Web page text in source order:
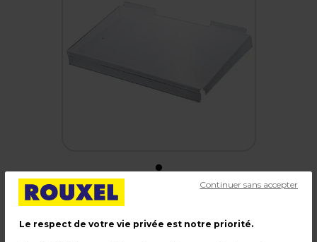
Le respect de votre vie privée est notre priorité.
Continuer sans accepter